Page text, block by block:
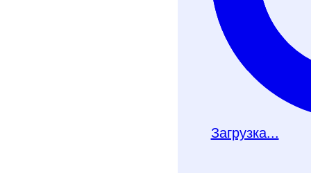
Загрузка...